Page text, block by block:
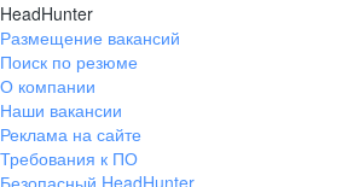
HeadHunter
Размещение вакансий
Поиск по резюме
О компании
Наши вакансии
Реклама на сайте
Требования к ПО
Безопасный HeadHunter